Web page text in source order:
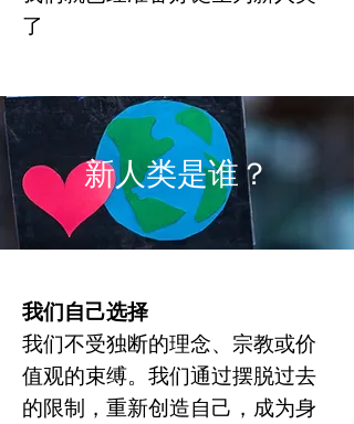
了
新人类是谁？
我们自己选择
我们不受独断的理念、宗教或价
值观的束缚。我们通过摆脱过去
的限制，重新创造自己，成为身